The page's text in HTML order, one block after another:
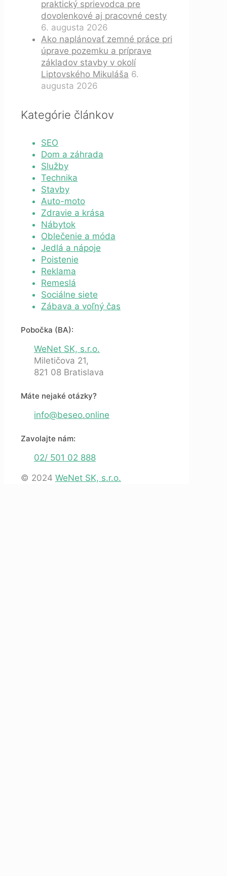
praktický sprievodca pre
dovolenkové aj pracovné cesty
6. augusta 2026
Ako naplánovať zemné práce pri
úprave pozemku a príprave
základov stavby v okolí
Liptovského Mikuláša 6.
augusta 2026
Kategórie článkov
SEO
Dom a záhrada
Služby
Technika
Stavby
Auto-moto
Zdravie a krása
Nábytok
Oblečenie a móda
Jedlá a nápoje
Poistenie
Reklama
Remeslá
Sociálne siete
Zábava a voľný čas
Pobočka (BA):
WeNet SK, s.r.o.
Miletičova 21,
821 08 Bratislava
Máte nejaké otázky?
info@beseo.online
Zavolajte nám:
02/ 501 02 888
© 2024 WeNet SK, s.r.o.